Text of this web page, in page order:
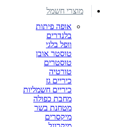
מוצרי חשמל
אופה פיתות
בלנדרים
וופל בלגי
טוסטר אובן
טוסטרים
טורטיה
כיריים גז
כיריים חשמליות
מחבת כפולה
מטחנת בשר
מיקסרים